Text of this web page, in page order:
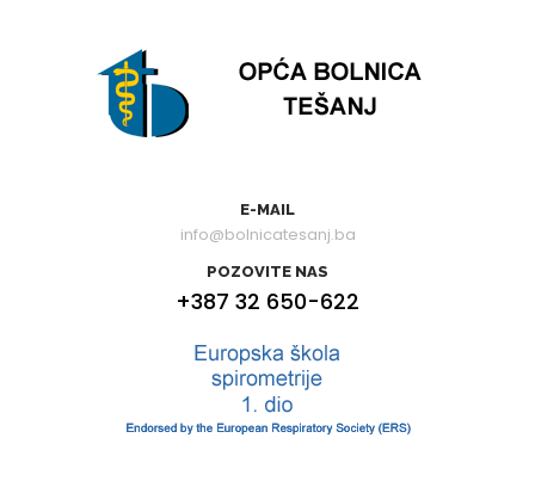
E-MAIL
info@bolnicatesanj.ba
POZOVITE NAS
+387 32 650-622